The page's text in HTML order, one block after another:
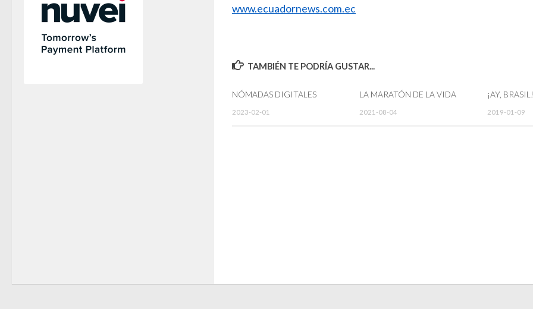
www.ecuadornews.com.ec
TAMBIÉN TE PODRÍA GUSTAR...
NÓMADAS DIGITALES
2023-02-01
LA MARATÓN DE LA VIDA
2021-08-04
¡AY, BRASIL!
2019-01-09